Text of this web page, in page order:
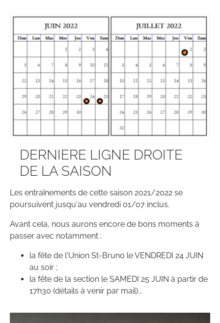
DERNIERE LIGNE DROITE
DE LA SAISON
Les entraînements de cette saison 2021/2022 se
poursuivent jusqu'au vendredi 01/07 inclus.
Avant cela, nous aurons encore de bons moments à
passer avec notamment :
la fête de l'Union St-Bruno le VENDREDI 24 JUIN
au soir ;
la fête de la section le SAMEDI 25 JUIN à partir de
17h30 (détails à venir par mail)...